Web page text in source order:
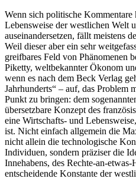
Wenn sich politische
Lebensweise der westlichen Welt
auseinandersetzen, fällt meistens
Weil dieser aber ein sehr
greifbares Feld von Phänomenen
Piketty, weltbekannter Ökonom
wenn es nach dem Beck Verlag
Jahrhunderts“ – auf, das Problem
Punkt zu bringen: dem
übersetzbare Konzept des
eine Wirtschafts- und
ist. Nicht einfach allgemein die
nicht allein die technologische
Individuen, sondern präziser die
Innehabens, des Rechte-an-
entscheidende Konstante der